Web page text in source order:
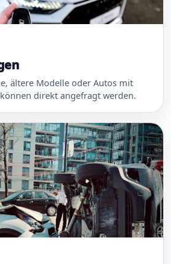
ältere Modelle oder Autos mit
direkt angefragt werden.